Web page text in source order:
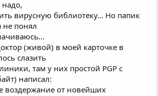
вирусную библиотеку... Hо папик
не понял
(живой) в моей карточке в
слазить
там у них простой PGP с
написал:
воздержание от новейших